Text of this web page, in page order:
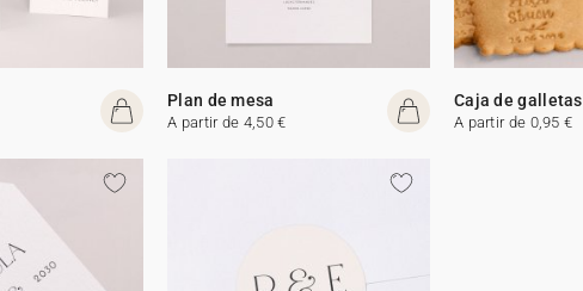
Plan de mesa
A partir de 4,50 €
Caja de galletas
A partir de 0,95 €